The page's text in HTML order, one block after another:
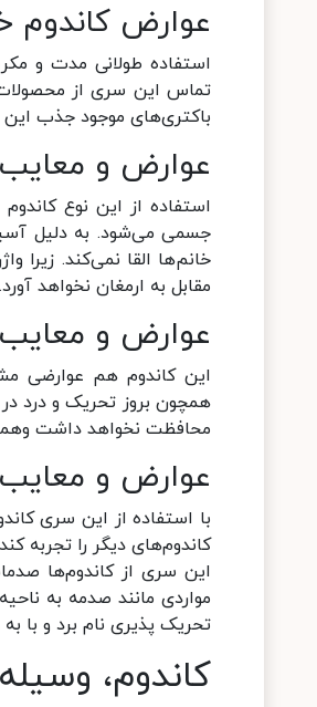
عوارض کاندوم
استفاده طولانی مدت و
تماس این سری از
باکتری‌های موجود جذب
عوارض و
استفاده از این نوع
جسمی می‌شود. به دلیل
خانم‌ها القا نمی‌کند. زیرا
مقابل به ارمغان نخواهد آورد.
عوارض و
این کاندوم هم عوارضی
همچون بروز تحریک و درد در
محافظت نخواهد داشت
عوارض و
با استفاده از این سری
کاندوم‌های دیگر را تجربه
این سری از کاندوم‌ها
مواردی مانند صدمه به
تحریک پذیری نام برد و با
کاندوم،